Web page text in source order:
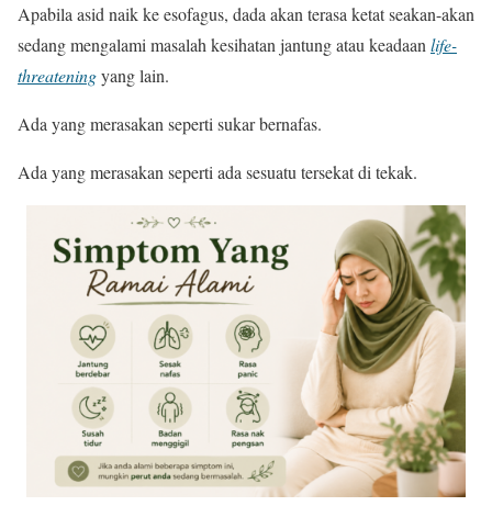
Apabila asid naik ke esofagus, dada akan terasa ketat seakan-akan
sedang mengalami masalah kesihatan jantung atau keadaan life-
threateningyang lain.
Ada yang merasakan seperti sukar bernafas.
Ada yang merasakan seperti ada sesuatu tersekat di tekak.